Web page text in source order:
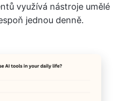
využívá nástroje umělé
jednou denně.